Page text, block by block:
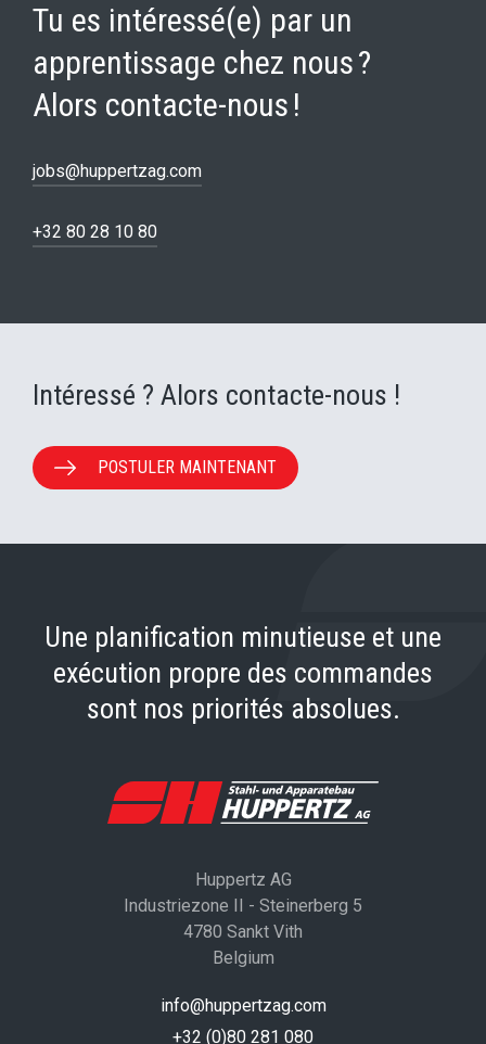
Tu es intéressé(e) par un
apprentissage chez nous ?
Alors contacte-nous !
jobs@huppertzag.com
+32 80 28 10 80
Intéressé ? Alors contacte-nous !
POSTULER MAINTENANT
Une planification minutieuse et une
exécution propre des commandes
sont nos priorités absolues.
Huppertz AG
Industriezone II - Steinerberg 5
4780 Sankt Vith
Belgium
info@huppertzag.com
+32 (0)80 281 080